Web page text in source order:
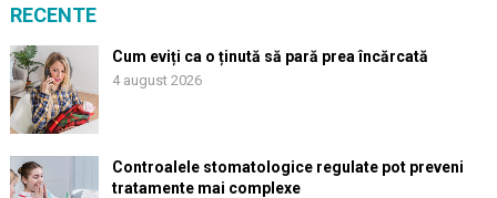
RECENTE
Cum eviți ca o ținută să pară prea încărcată
4 august 2026
Controalele stomatologice regulate pot preveni
tratamente mai complexe